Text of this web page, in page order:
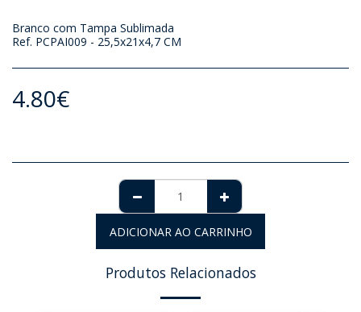
Branco com Tampa Sublimada
Ref. PCPAI009 - 25,5x21x4,7 CM
4.80€
ADICIONAR AO CARRINHO
Produtos Relacionados